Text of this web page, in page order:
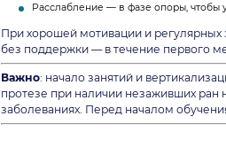
Расслабление — в фазе опоры, чтобы
При хорошей мотивации и регулярных
без поддержки — в течение первого
Важно: начало занятий и
протезе при наличии незаживших ран
заболеваниях. Перед началом